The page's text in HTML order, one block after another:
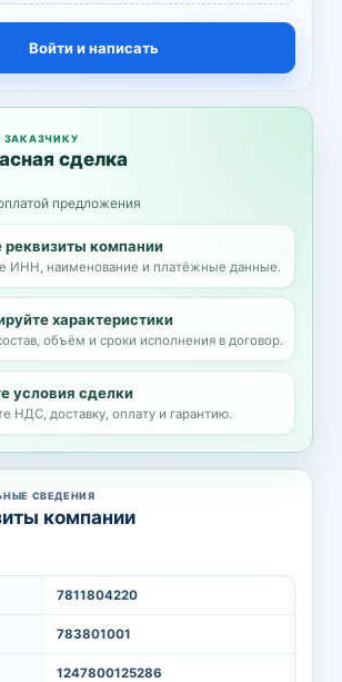
Войти и написать
ЗАКАЗЧИКУ
сделка
предложения
реквизиты компании
ИНН, наименование и платёжные данные.
характеристики
объём и сроки исполнения в договор.
условия сделки
НДС, доставку, оплату и гарантию.
СВЕДЕНИЯ
компании
7811804220
783801001
1247800125286